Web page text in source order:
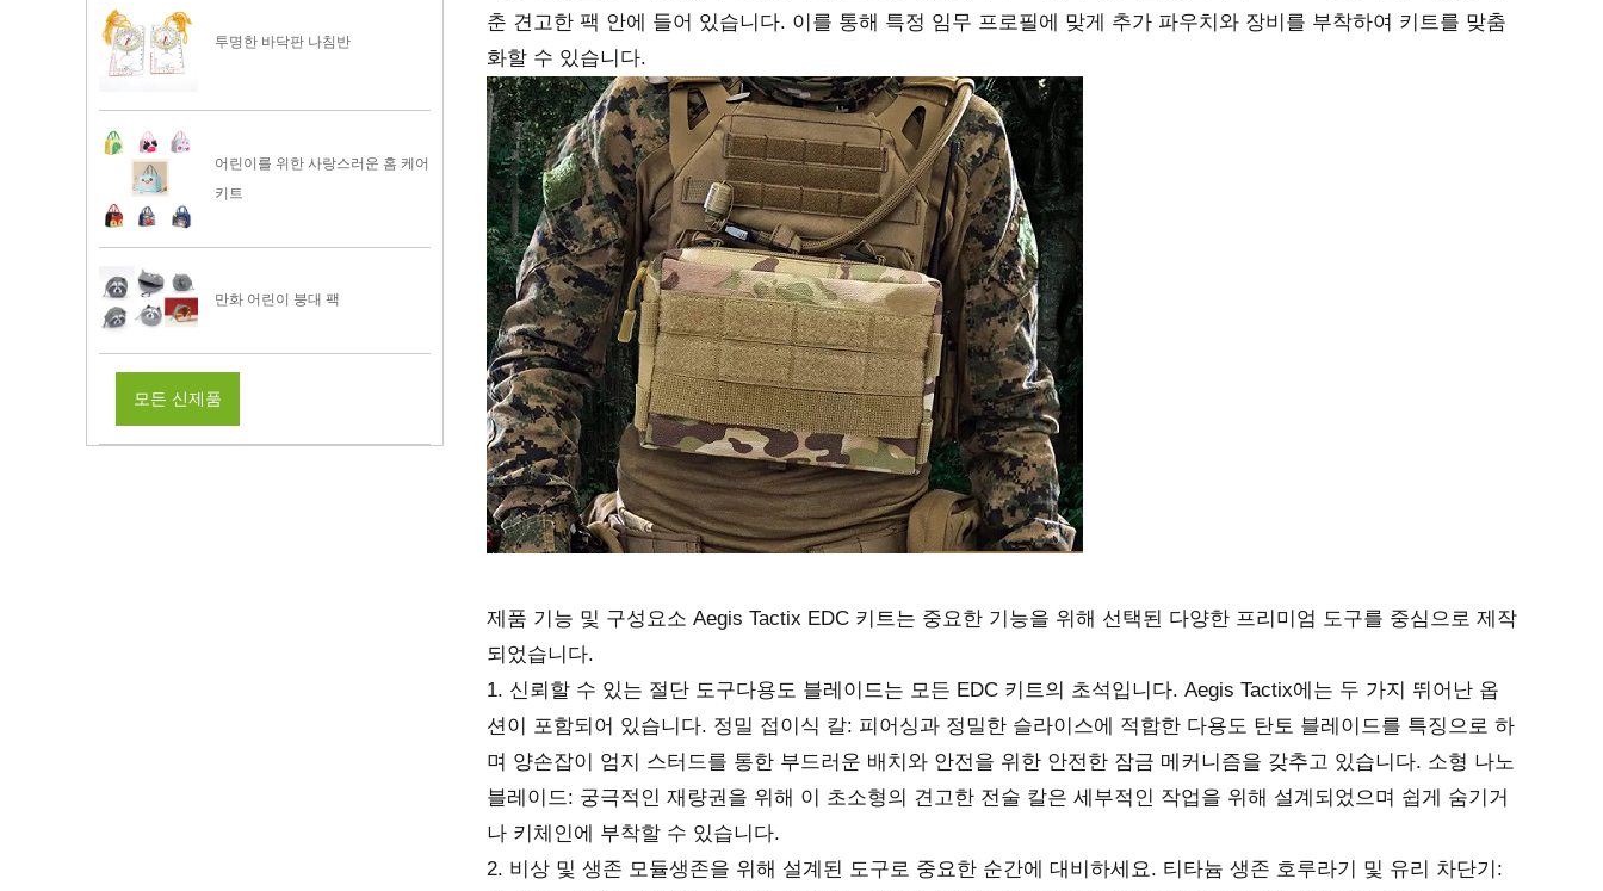
투명한 바닥판 나침반
어린이를 위한 사랑스러운 홈 케어
키트
만화 어린이 붕대 팩
모든 신제품
춘 견고한 팩 안에 들어 있습니다. 이를 통해 특정 임무 프로필에 맞게 추가 파우치와 장비를 부착하여 키트를 맞춤
화할 수 있습니다.
제품 기능 및 구성요소 Aegis Tactix EDC 키트는 중요한 기능을 위해 선택된 다양한 프리미엄 도구를 중심으로 제작
되었습니다.
1. 신뢰할 수 있는 절단 도구다용도 블레이드는 모든 EDC 키트의 초석입니다. Aegis Tactix에는 두 가지 뛰어난 옵
션이 포함되어 있습니다. 정밀 접이식 칼: 피어싱과 정밀한 슬라이스에 적합한 다용도 탄토 블레이드를 특징으로 하
며 양손잡이 엄지 스터드를 통한 부드러운 배치와 안전을 위한 안전한 잠금 메커니즘을 갖추고 있습니다. 소형 나노
블레이드: 궁극적인 재량권을 위해 이 초소형의 견고한 전술 칼은 세부적인 작업을 위해 설계되었으며 쉽게 숨기거
나 키체인에 부착할 수 있습니다.
2. 비상 및 생존 모듈생존을 위해 설계된 도구로 중요한 순간에 대비하세요. 티타늄 생존 호루라기 및 유리 차단기: